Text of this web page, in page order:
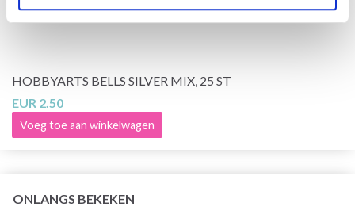
HOBBYARTS BELLS SILVER MIX, 25 ST
EUR 2.50
Voeg toe aan winkelwagen
ONLANGS BEKEKEN